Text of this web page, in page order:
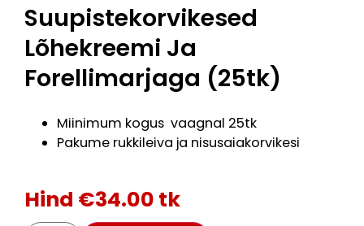
Suupistekorvikesed
Lõhekreemi Ja
Forellimarjaga (25tk)
Miinimum kogus vaagnal 25tk
Pakume rukkileiva ja nisusaiakorvikesi
Hind €34.00 tk